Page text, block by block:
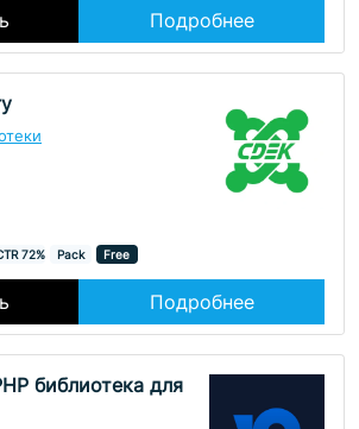
Подробнее
72% Pack Free
Подробнее
библиотека для